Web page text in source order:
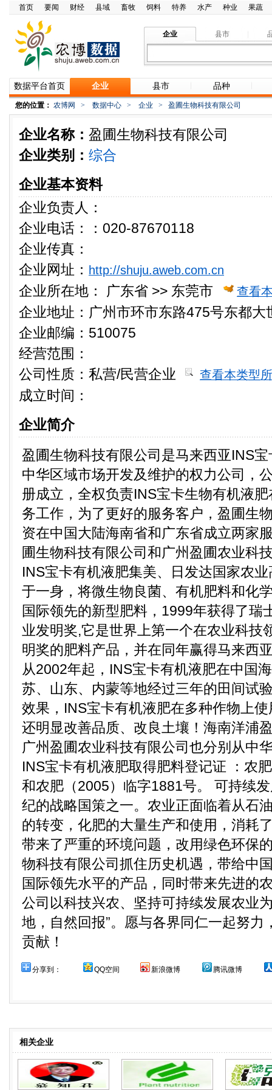
首页 要闻 财经 县域 畜牧 饲料 特养 水产 种业 果蔬
企业 县市
数据平台首页 企业 县市 品种
您的位置： 农博网 > 数据中心 > 企业 > 盈圃生物科技有限公司
企业名称： 盈圃生物科技有限公司
企业类别： 综合
企业基本资料
企业负责人：
企业电话：：020-87670118
企业传真：
企业网址： http://shuju.aweb.com.cn
企业所在地： 广东省 >> 东莞市 查看
企业地址：广州市环市东路475号东都大
企业邮编：510075
经营范围：
公司性质： 私营/民营企业 查看本类型
成立时间：
企业简介
盈圃生物科技有限公司是马来西亚INS
中华区域市场开发及维护的权力公司，
册成立，全权负责INS宝卡生物有机液
务工作，为了更好的服务客户，盈圃生
资在中国大陆海南省和广东省成立两家
圃生物科技有限公司和广州盈圃农业科
INS宝卡有机液肥集美、日发达国家农
于一身，将微生物良菌、有机肥料和化
国际领先的新型肥料，1999年获得了瑞
业发明奖,它是世界上第一个在农业科技
明奖的肥料产品，并在同年赢得马来西
从2002年起，INS宝卡有机液肥在中国
苏、山东、内蒙等地经过三年的田间试
效果，INS宝卡有机液肥在多种作物上
还明显改善品质、改良土壤！海南洋浦
广州盈圃农业科技有限公司也分别从中
INS宝卡有机液肥取得肥料登记证 ：农
和农肥（2005）临字1881号。 可持续
纪的战略国策之一。农业正面临着从石
的转变，化肥的大量生产和使用，消耗
带来了严重的环境问题，改用绿色环保
物科技有限公司抓住历史机遇，带给中
国际领先水平的产品，同时带来先进的
公司以科技兴农、坚持可持续发展农业
地，自然回报”。愿与各界同仁一起努力
贡献！
分享到： QQ空间 新浪微博 腾讯微博
相关企业